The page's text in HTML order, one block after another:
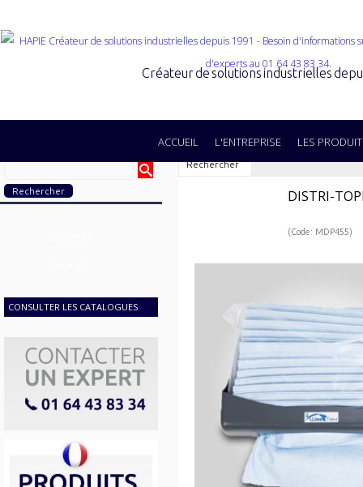
Créateur de solutions industrielles
ACCUEIL L'ENTREPRISE LES
CONSULTER LES CATALOGUES
Rechercher
DISTRI-
(Code: MDP455)